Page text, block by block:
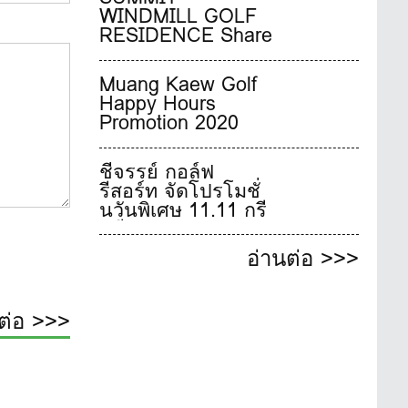
อ >>>
adidas Golf
มากมาย
WINDMILL GOLF
RESIDENCE Share
Happiness Travel
New normal stylish
living
Muang Kaew Golf
Happy Hours
Promotion 2020
ชีจรรย์ กอล์ฟ
รีสอร์ท จัดโปรโมชั่
นวันพิเศษ 11.11 กรี
นฟี 1,500 บาท
อ่านต่อ >>>